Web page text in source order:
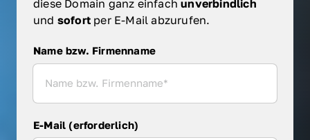
diese Domain ganz einfach
und sofort per E-Mail abzurufen.
Name bzw. Firmenname
Name bzw. Firmenname
E-Mail (erforderlich)